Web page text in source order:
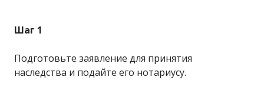
Шаг 1
Подготовьте заявление для принятия
наследства и подайте его нотариусу.